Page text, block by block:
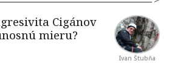
Ivan Štubňa